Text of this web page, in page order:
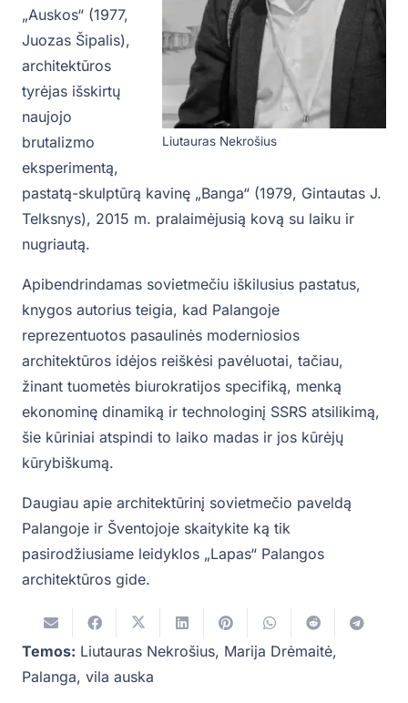
Liutauras Nekrošius
„Auskos“ (1977,
Juozas Šipalis),
architektūros
tyrėjas išskirtų
naujojo
brutalizmo
eksperimentą,
pastatą-skulptūrą kavinę „Banga“ (1979, Gintautas J.
Telksnys), 2015 m. pralaimėjusią kovą su laiku ir
nugriautą.
Apibendrindamas sovietmečiu iškilusius pastatus,
knygos autorius teigia, kad Palangoje
reprezentuotos pasaulinės moderniosios
architektūros idėjos reiškėsi pavėluotai, tačiau,
žinant tuometės biurokratijos specifiką, menką
ekonominę dinamiką ir technologinį SSRS atsilikimą,
šie kūriniai atspindi to laiko madas ir jos kūrėjų
kūrybiškumą.
Daugiau apie architektūrinį sovietmečio paveldą
Palangoje ir Šventojoje skaitykite ką tik
pasirodžiusiame leidyklos „Lapas“ Palangos
architektūros gide.
Temos: Liutauras Nekrošius, Marija Drėmaitė,
Palanga, vila auska